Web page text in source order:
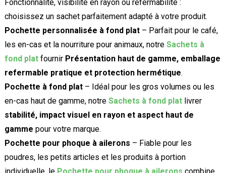
Fonctionnalité, visibilité en rayon ou refermabilité :
choisissez un sachet parfaitement adapté à votre produit.
Pochette personnalisée à fond plat– Parfait pour le café,
les en-cas et la nourriture pour animaux, notre Sachets à
fond platfournir Présentation haut de gamme, emballage
refermable pratique et protection hermétique.
Pochette à fond plat– Idéal pour les gros volumes ou les
en-cas haut de gamme, notre Sachets à fond platlivrer
stabilité, impact visuel en rayon et aspect haut de
gamme pour votre marque.
Pochette pour phoque à ailerons – Fiable pour les
poudres, les petits articles et les produits à portion